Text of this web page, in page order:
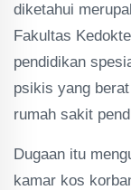
diketahui
Fakultas
pendidikan
psikis yang
rumah sakit
Dugaan itu
kamar kos